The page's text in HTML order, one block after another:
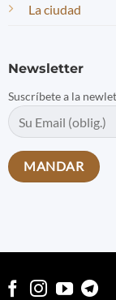
La ciudad
Newsletter
Suscríbete a la